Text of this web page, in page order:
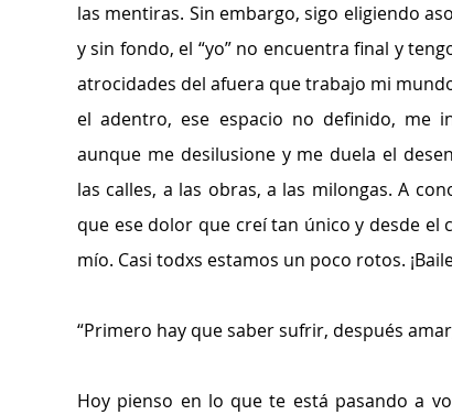
las mentiras. Sin embargo, sigo eligiendo
y sin fondo, el “yo” no encuentra final y
atrocidades del afuera que trabajo mi
el adentro, ese espacio no definido, me
aunque me desilusione y me duela el
las calles, a las obras, a las milongas. A
que ese dolor que creí tan único y desde
mío. Casi todxs estamos un poco rotos.
“Primero hay que saber sufrir, después
Hoy pienso en lo que te está pasando a